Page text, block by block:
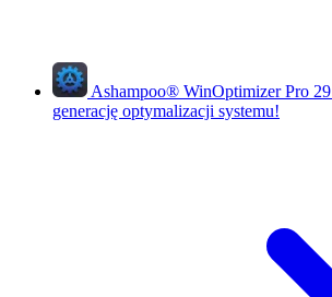
Ashampoo® WinOptimizer Pro 29
generację optymalizacji systemu!